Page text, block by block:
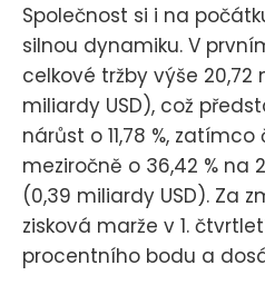
Společnost si i na
silnou dynamiku. V
celkové tržby výše
miliardy USD), což
nárůst o 11,78 %,
meziročně o 36,42 % na
(0,39 miliardy USD). Za
zisková marže v 1.
procentního bodu a